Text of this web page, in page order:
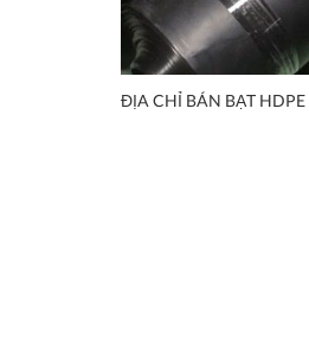
ĐỊA CHỈ BÁN BẠT HDPE